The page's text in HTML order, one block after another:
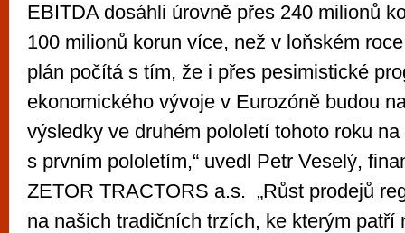
EBITDA dosáhli úrovně přes 240 milionů
100 milionů korun více, než v loňském
plán počítá s tím, že i přes pesimistické
ekonomického vývoje v Eurozóně budou
výsledky ve druhém pololetí tohoto roku
s prvním pololetím,“ uvedl Petr Veselý,
ZETOR TRACTORS a.s. „Růst prodejů
na našich tradičních trzích, ke kterým patří